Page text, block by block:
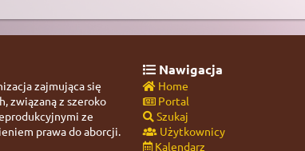
zajmująca się
związaną z szeroko
ze
prawa do aborcji.
Nawigacja
Home
Portal
Szukaj
Użytkownicy
Kalendarz